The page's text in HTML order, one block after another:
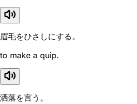
眉毛をひさしにする。
to make a quip.
洒落を言う。